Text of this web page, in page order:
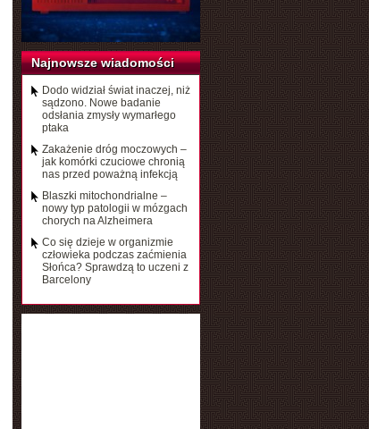
Najnowsze wiadomości
Dodo widział świat inaczej, niż
sądzono. Nowe badanie
odsłania zmysły wymarłego
ptaka
Zakażenie dróg moczowych –
jak komórki czuciowe chronią
nas przed poważną infekcją
Blaszki mitochondrialne –
nowy typ patologii w mózgach
chorych na Alzheimera
Co się dzieje w organizmie
człowieka podczas zaćmienia
Słońca? Sprawdzą to uczeni z
Barcelony